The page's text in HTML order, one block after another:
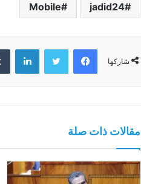
jadid24
Mobile
شاركها
فيسبوك تويتر
مقالات ذات صلة